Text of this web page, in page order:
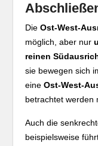
DieOst-West-
möglich, aber nur
reinen
sie bewegen sich
eineOst-West-
betrachtet werden
Auch die
beispielsweise